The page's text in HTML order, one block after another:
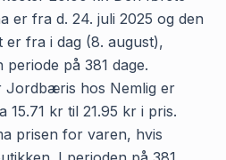
er fra d. 24. juli 2025 og den
er fra i dag (8. august),
på 381 dage.
Jordbæris hos Nemlig er
kr til 21.95 kr i pris.
prisen for varen, hvis